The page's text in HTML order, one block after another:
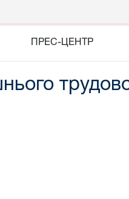
ПРЕС-ЦЕНТР